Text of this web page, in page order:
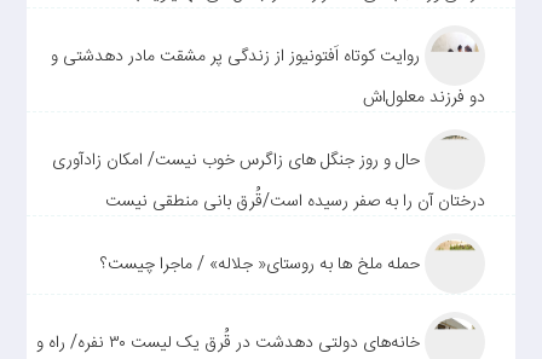
روایت کوتاه اَفتونیوز از زندگی پر مشقت مادر دهدشتی و
دو فرزند معلول‌اش
حال و روز جنگل های زاگرس خوب نیست/ امکان زادآوری
درختان آن را به صفر رسیده است/قُرق بانی منطقی نیست
حمله ملخ ها به روستای« جلاله» / ماجرا چیست؟
خانه‌های دولتی دهدشت در قُرق یک لیست ۳۰ نفره/ راه و